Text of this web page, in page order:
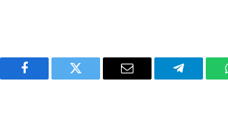
Facebook Twitter Email Telegram